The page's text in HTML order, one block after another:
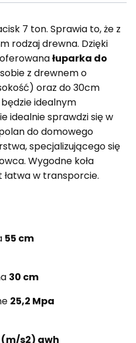
7 ton. Sprawia to, że z
rodzaj drewna. Dzięki
łuparka do
z drewnem o
oraz do 30cm
idealnym
idealnie sprawdzi się w
do domowego
specjalizującego się
Wygodne koła
łatwa w transporcie.
55 cm
30 cm
25,2 Mpa
(m/s2) awh